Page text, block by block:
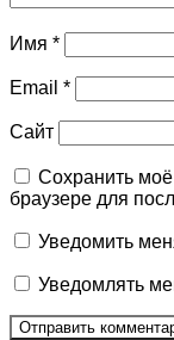
Имя *
Email *
Сайт
Сохранить
браузере для
Уведомить
Уведомлять